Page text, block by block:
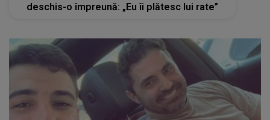
deschis-o împreună: „Eu îi plătesc lui rate”